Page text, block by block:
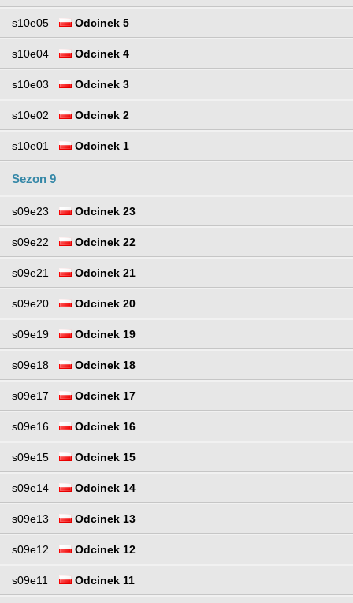
s10e05 Odcinek 5
s10e04 Odcinek 4
s10e03 Odcinek 3
s10e02 Odcinek 2
s10e01 Odcinek 1
Sezon 9
s09e23 Odcinek 23
s09e22 Odcinek 22
s09e21 Odcinek 21
s09e20 Odcinek 20
s09e19 Odcinek 19
s09e18 Odcinek 18
s09e17 Odcinek 17
s09e16 Odcinek 16
s09e15 Odcinek 15
s09e14 Odcinek 14
s09e13 Odcinek 13
s09e12 Odcinek 12
s09e11 Odcinek 11